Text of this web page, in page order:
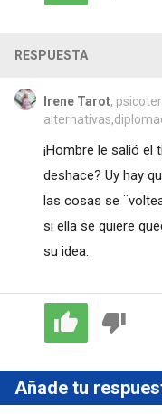
RESPUESTA
Irene Tarot,
¡Hombre le salió el
deshace? Uy hay
las cosas se
si ella se quiere
su idea.
Añade tu